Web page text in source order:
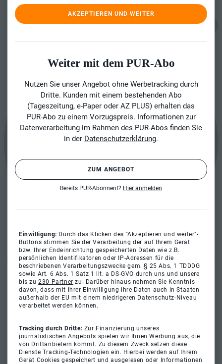
AKZEPTIEREN UND WEITER
Weiter mit dem PUR-Abo
Nutzen Sie unser Angebot ohne Werbetracking durch
Dritte. Kunden mit einem bestehenden Abo
(Tageszeitung, e-Paper oder AZ PLUS) erhalten das
PUR-Abo zu einem Vorzugspreis. Informationen zur
Datenverarbeitung im Rahmen des PUR-Abos finden Sie
in der Datenschutzerklärung.
ZUM ANGEBOT
Bereits PUR-Abonnent? Hier anmelden
Einwilligung: Durch das Klicken des "Akzeptieren und weiter"-
Buttons stimmen Sie der Verarbeitung der auf Ihrem Gerät
bzw. Ihrer Endeinrichtung gespeicherten Daten wie z.B.
persönlichen Identifikatoren oder IP-Adressen für die
beschriebenen Verarbeitungszwecke gem. § 25 Abs. 1 TDDDG
sowie Art. 6 Abs. 1 Satz 1 lit. a DS-GVO durch uns und unsere
bis zu230 Partner zu. Darüber hinaus nehmen Sie Kenntnis
davon, dass mit ihrer Einwilligung ihre Daten auch in Staaten
außerhalb der EU mit einem niedrigeren Datenschutz-Niveau
verarbeitet werden können.
Tracking durch Dritte: Zur Finanzierung unseres
journalistischen Angebots spielen wir Ihnen Werbung aus, die
von Drittanbietern kommt. Zu diesem Zweck setzen diese
Dienste Tracking-Technologien ein. Hierbei werden auf Ihrem
Gerät Cookies gespeichert und ausgelesen oder Informationen